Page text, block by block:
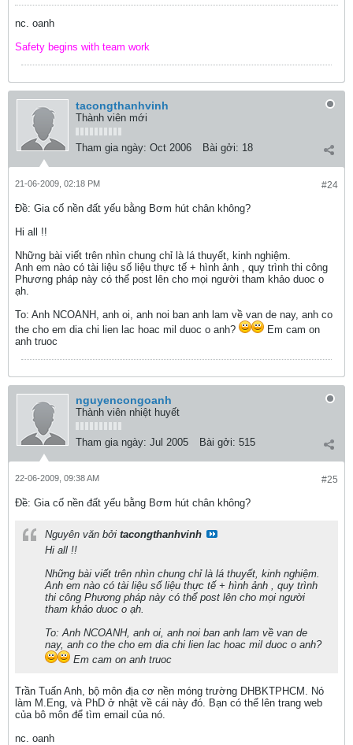
nc. oanh
Safety begins with team work
tacongthanhvinh
Thành viên mới
Tham gia ngày: Oct 2006 Bài gởi: 18
#24
21-06-2009, 02:18 PM
Ðề: Gia cố nền đất yếu bằng Bơm hút chân không?
Hi all !!
Những bài viết trên nhìn chung chỉ là lá thuyết, kinh nghiệm.
Anh em nào có tài liệu số liệu thực tế + hình ảnh , quy trình thi công
Phương pháp này có thể post lên cho mọi người tham khảo duoc o
ạh.
To: Anh NCOANH, anh oi, anh noi ban anh lam về van de nay, anh co
the cho em dia chi lien lac hoac mil duoc o anh?
Em cam on
anh truoc
nguyencongoanh
Thành viên nhiệt huyết
Tham gia ngày: Jul 2005 Bài gởi: 515
#25
22-06-2009, 09:38 AM
Ðề: Gia cố nền đất yếu bằng Bơm hút chân không?
Nguyên văn bởi tacongthanhvinh
Hi all !!
Những bài viết trên nhìn chung chỉ là lá thuyết, kinh nghiệm.
Anh em nào có tài liệu số liệu thực tế + hình ảnh , quy trình
thi công Phương pháp này có thể post lên cho mọi người
tham khảo duoc o ạh.
To: Anh NCOANH, anh oi, anh noi ban anh lam về van de
nay, anh co the cho em dia chi lien lac hoac mil duoc o anh?
Em cam on anh truoc
Trần Tuấn Anh, bộ môn địa cơ nền móng trường DHBKTPHCM. Nó
làm M.Eng, và PhD ở nhật về cái này đó. Bạn có thể lên trang web
của bô môn để tìm email của nó.
nc. oanh